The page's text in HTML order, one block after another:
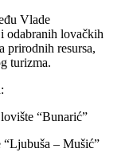
Vlade
odabranih lovačkih
prirodnih resursa,
turizma.
“Bunarić”
– Mušić”